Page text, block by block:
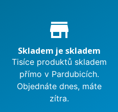
Proč nakupovat u nás?
store_mall_directory
Skladem je skladem
Tisíce produktů skladem
přímo v Pardubicích.
Objednáte dnes, máte
zítra.